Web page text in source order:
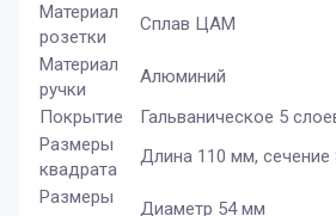
Материал
розетки
Сплав ЦАМ
Материал
ручки
Алюминий
Покрытие
Гальваническое 5
Размеры
квадрата
Длина 110 мм, сечение
Размеры
Диаметр 54 мм